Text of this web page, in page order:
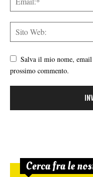
Salva il mio nome,
prossimo commento.
Cerca fra le